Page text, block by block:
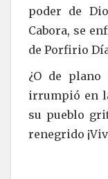
poder de
Cabora, se
de Porfirio
¿O de plano
irrumpió en
su pueblo
renegrido